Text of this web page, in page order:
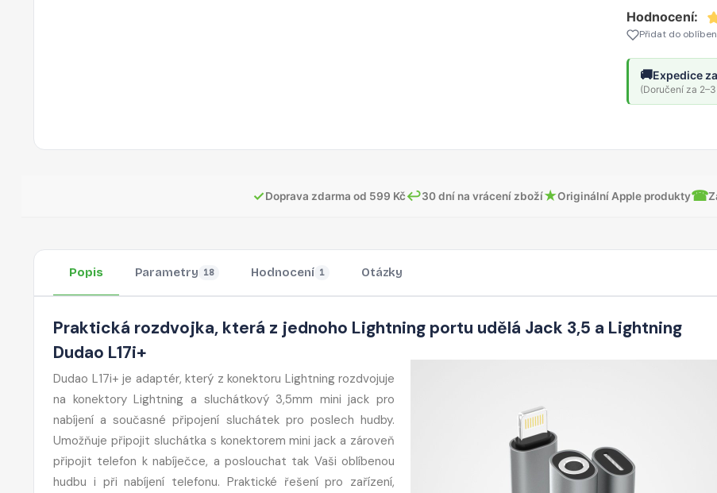
Hodnocení:
Přidat do
🚚Expedice
(Doručení za
✓Doprava zdarma od 599 Kč↩30 dní na vrácení zboží★Originální Apple produkty☎
Popis Parametry 18 Hodnocení 1 Otázky
Praktická rozdvojka, která z jednoho Lightning portu udělá Jack 3,5 a Lightning
Dudao L17i+
Dudao L17i+ je adaptér, který z konektoru Lightning rozdvojuje
na konektory Lightning a sluchátkový 3,5mm mini jack pro
nabíjení a současné připojení sluchátek pro poslech hudby.
Umožňuje připojit sluchátka s konektorem mini jack a zároveň
připojit telefon k nabíječce, a poslouchat tak Vaši oblíbenou
hudbu i při nabíjení telefonu. Praktické řešení pro zařízení,